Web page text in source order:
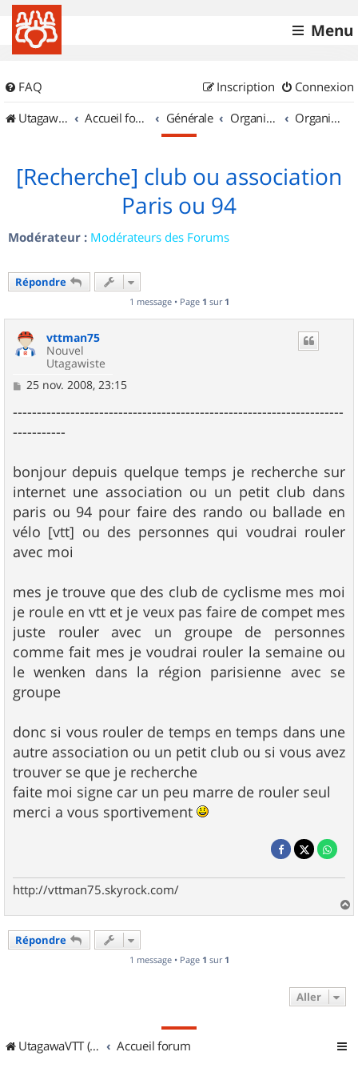
Menu
FAQ Connexion
Inscription
UtagawaVTT (Randos VTT et VTTAE avec traces GPS)
Accueil forum Générale Organisation de sorties & Recherche de partenaires Organisation de sorties en région Île de France
[Recherche] club ou association
Paris ou 94
Modérateur : Modérateurs des Forums
Répondre
1 message • Page 1 sur 1
vttman75
Nouvel
Utagawiste
M
s
a
25 nov. 2008, 23:15
---------------------------------------------------------------------
-----------
bonjour depuis quelque temps je recherche sur
internet une association ou un petit club dans
paris ou 94 pour faire des rando ou ballade en
vélo [vtt] ou des personnes qui voudrai rouler
avec moi
mes je trouve que des club de cyclisme mes moi
je roule en vtt et je veux pas faire de compet mes
juste rouler avec un groupe de personnes
comme fait mes je voudrai rouler la semaine ou
le wenken dans la région parisienne avec se
groupe
donc si vous rouler de temps en temps dans une
autre association ou un petit club ou si vous avez
trouver se que je recherche
faite moi signe car un peu marre de rouler seul
merci a vous sportivement
http://vttman75.skyrock.com/
a
Répondre
1 message • Page 1 sur 1
Aller
UtagawaVTT (Randos VTT et VTTAE avec traces GPS) Accueil forum